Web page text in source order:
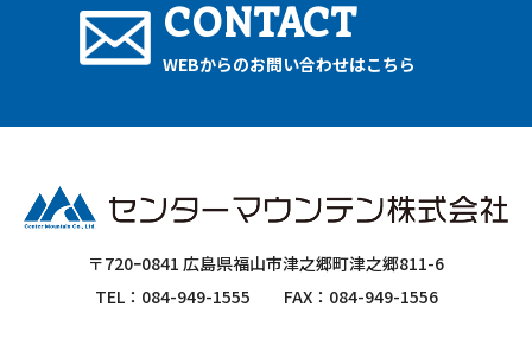
CONTACT
WEBからのお問い合わせはこちら
〒720ｰ0841 広島県福山市津之郷町津之郷811-6
TEL：084-949-1555
FAX：084-949-1556